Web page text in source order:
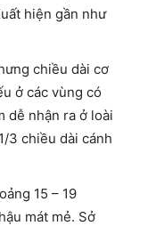
hiện gần như
chiều dài cơ
ở các vùng có
dễ nhận ra ở loài
3 chiều dài cánh
15 – 19
mát mẻ. Sở